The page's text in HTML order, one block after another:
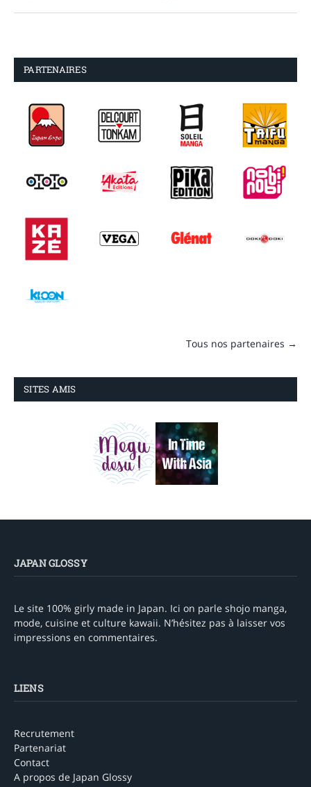
PARTENAIRES
Tous nos partenaires →
SITES AMIS
JAPAN GLOSSY
Le site 100% girly made in Japan. Ici on parle shojo manga,
mode, cuisine et culture kawaii. N’hésitez pas à laisser vos
impressions en commentaires.
LIENS
Recrutement
Partenariat
Contact
A propos de Japan Glossy